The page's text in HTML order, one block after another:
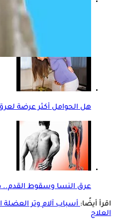
هل عرق النسا له علاقة
هل الحوامل أكثر عرضة
عرق النسا وسقوط القدم..
اقرأ أيضًا:أسباب آلام وتر
العلاج